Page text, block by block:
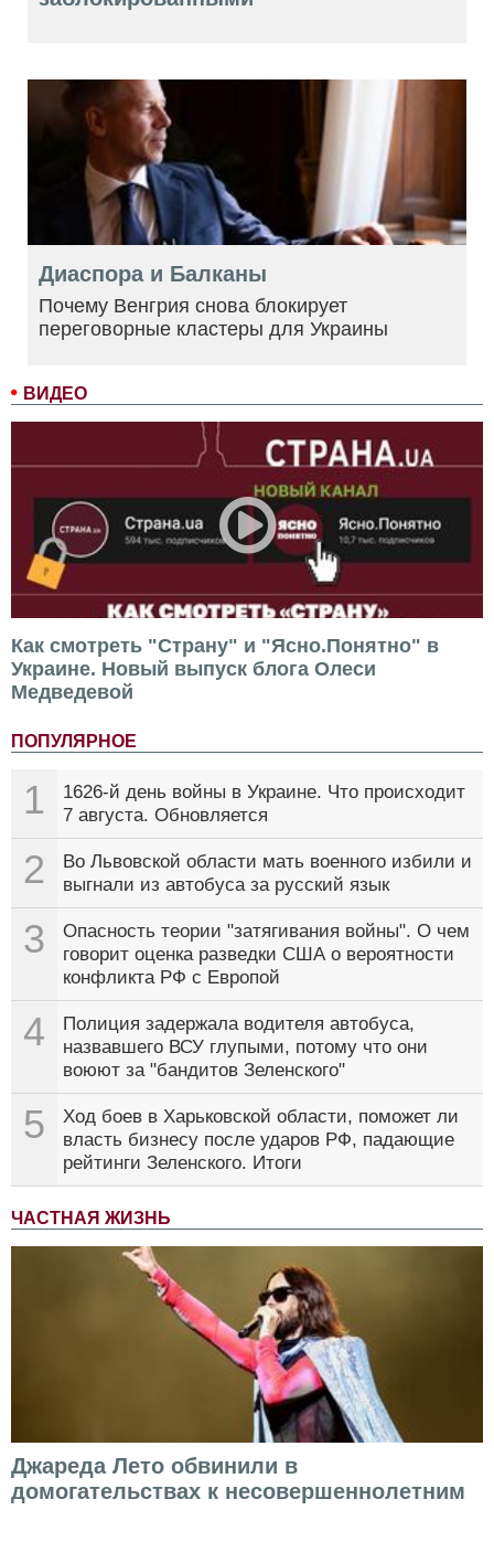
ВИДЕО
Как смотреть "Страну" и "Ясно.Понятно" в
Украине. Новый выпуск блога Олеси
Медведевой
ПОПУЛЯРНОЕ
1
1626-й день войны в Украине. Что происходит
7 августа. Обновляется
2
Во Львовской области мать военного избили и
выгнали из автобуса за русский язык
3
Опасность теории "затягивания войны". О чем
говорит оценка разведки США о вероятности
конфликта РФ с Европой
4
Полиция задержала водителя автобуса,
назвавшего ВСУ глупыми, потому что они
воюют за "бандитов Зеленского"
5
Ход боев в Харьковской области, поможет ли
власть бизнесу после ударов РФ, падающие
рейтинги Зеленского. Итоги
ЧАСТНАЯ ЖИЗНЬ
Джареда Лето обвинили в
домогательствах к несовершеннолетним
Диаспора и Балканы
Почему Венгрия снова блокирует
переговорные кластеры для Украины